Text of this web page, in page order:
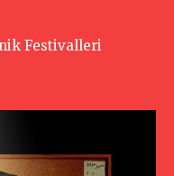
Festivalleri